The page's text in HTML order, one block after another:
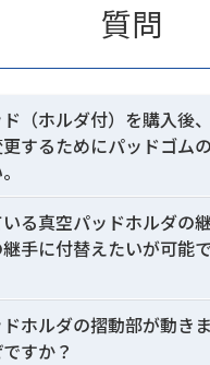
質問
（ホルダ付）を購入後
更するためにパッドゴム
る真空パッドホルダの
手に付替えたいが可能
ホルダの摺動部が動き
すか？